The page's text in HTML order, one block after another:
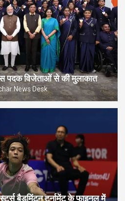
पदक विजेताओं से की मुलाकात
News Desk
बैडमिंटन टूर्नामेंट के फाइनल में